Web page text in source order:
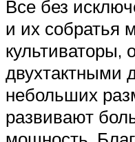
Все без
и их собратья
культиваторы,
двухтактными
небольших
развивают